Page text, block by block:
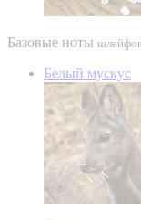
Базовые ноты
Белый мускус